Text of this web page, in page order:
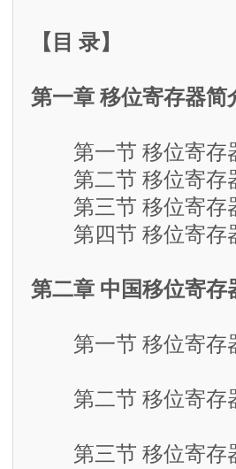
【目 录】
第一章 移位寄存器简
第一节 移位寄存
第二节 移位寄存
第三节 移位寄存
第四节 移位寄存
第二章 中国移位寄存
第一节 移位寄存
第二节 移位寄存
第三节 移位寄存